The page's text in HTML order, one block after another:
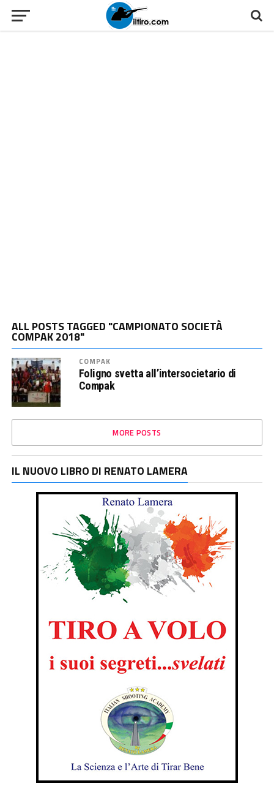
ALL POSTS TAGGED "CAMPIONATO SOCIETÀ
COMPAK 2018"
COMPAK
Foligno svetta all’intersocietario di
Compak
MORE POSTS
IL NUOVO LIBRO DI RENATO LAMERA